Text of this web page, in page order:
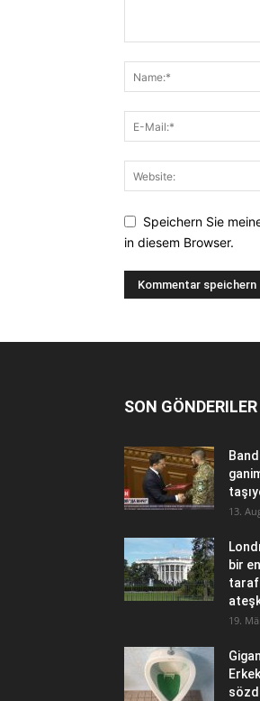
Speichern Sie
in diesem Browser.
SON GÖNDERILER
13.
bir
19.